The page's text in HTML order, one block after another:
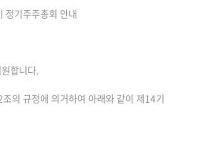
정기주주총회 안내
합니다.
의 규정에 의거하여 아래와 같이 제14기